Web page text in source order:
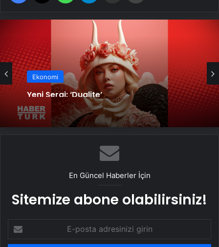
Ekonomi
Yeni Sergi: ‘Dualite’
En Güncel Haberler İçin
Sitemize abone olabilirsiniz!
posta
adresinizi